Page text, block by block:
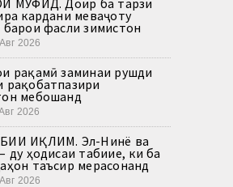
кардани меваҷоту
барои фасли зимистон
2026
рақамӣ заминаи рушди
рақобатпазири
мебошанд
2026
ИҚЛИМ. Эл-Нинё ва
ду ҳодисаи табиие, ки ба
таъсир мерасонанд
2026